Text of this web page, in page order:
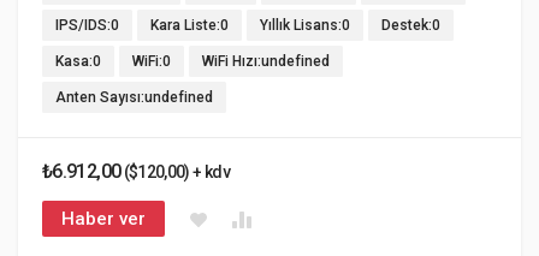
IPS/IDS:0 Kara Liste:0 Yıllık Lisans:0 Destek:0
Kasa:0 WiFi:0 WiFi Hızı:undefined
Anten Sayısı:undefined
₺6.912,00($120,00) + kdv
Haber ver